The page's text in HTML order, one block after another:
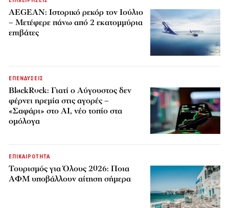
AEGEAN: Ιστορικό ρεκόρ τον Ιούλιο
– Μετέφερε πάνω από 2 εκατομμύρια
επιβάτες
ΕΠΕΝΔΥΣΕΙΣ
BlackRock: Γιατί ο Αύγουστος δεν
φέρνει ηρεμία στις αγορές –
«Σαφάρι» στο AI, νέο τοπίο στα
ομόλογα
ΕΠΙΚΑΙΡΟΤΗΤΑ
Τουρισμός για Όλους 2026: Ποια
ΑΦΜ υποβάλλουν αίτηση σήμερα